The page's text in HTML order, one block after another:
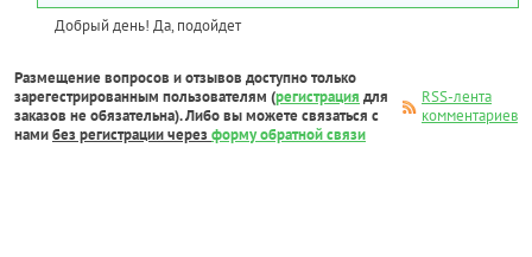
Добрый день! Да, подойдет
Размещение вопросов и отзывов доступно только
зарегестрированным пользователям (регистрация для
заказов не обязательна). Либо вы можете связаться с
намибез регистрации через форму обратной связи
RSS-лента
комментариев